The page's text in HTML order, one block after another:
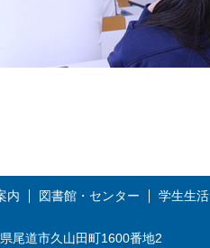
内 図書館・センター 学生生活
尾道市久山田町1600番地2